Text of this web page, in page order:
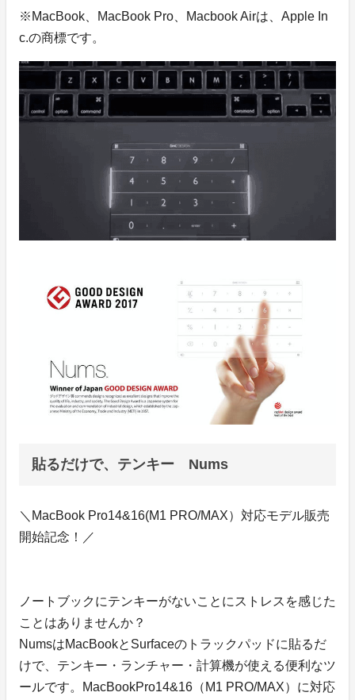
※MacBook、MacBook Pro、Macbook Airは、Apple In
c.の商標です。
貼るだけで、テンキー Nums
＼MacBook Pro14&16(M1 PRO/MAX）対応モデル販売
開始記念！／
ノートブックにテンキーがないことにストレスを感じた
ことはありませんか？
NumsはMacBookとSurfaceのトラックパッドに貼るだ
けで、テンキー・ランチャー・計算機が使える便利なツ
ールです。MacBookPro14&16（M1 PRO/MAX）に対応